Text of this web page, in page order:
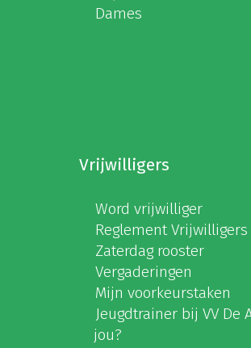
Dames
Vrijwilligers
Word vrijwilliger
Reglement Vrijwilligers
Zaterdag rooster
Vergaderingen
Mijn voorkeurstaken
Jeugdtrainer bij VV De
jou?